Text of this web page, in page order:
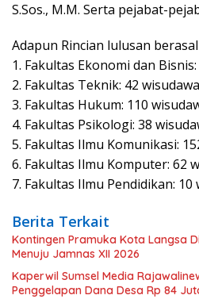
S.Sos., M.M. Serta pejabat-
Adapun Rincian lulusan
1. Fakultas Ekonomi dan
2. Fakultas Teknik: 42
3. Fakultas Hukum: 110
4. Fakultas Psikologi: 38
5. Fakultas Ilmu Komunikasi:
6. Fakultas Ilmu Komputer: 62
7. Fakultas Ilmu Pendidikan: 10
Berita Terkait
Kontingen Pramuka Kota Langsa
Menuju Jamnas XII 2026
Kaperwil Sumsel Media
Penggelapan Dana Desa Rp 84